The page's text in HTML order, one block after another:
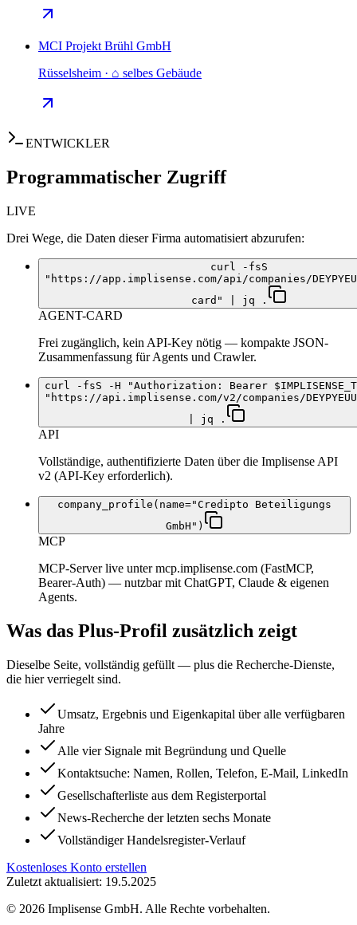
MCI Projekt Brühl GmbH
Rüsselsheim · ⌂ selbes Gebäude
ENTWICKLER
Programmatischer Zugriff
LIVE
Drei Wege, die Daten dieser Firma automatisiert abzurufen:
curl -fsS
"https://app.implisense.com/api/companies/
card" | jq .
AGENT-CARD
Frei zugänglich, kein API-Key nötig — kompakte JSON-
Zusammenfassung für Agents und Crawler.
curl -fsS -H "Authorization: Bearer
"https://api.implisense.com/v2/companies/
| jq .
API
Vollständige, authentifizierte Daten über die Implisense API
v2 (API-Key erforderlich).
company_profile(name="Credipto Beteiligungs
GmbH")
MCP
MCP-Server live unter mcp.implisense.com (FastMCP,
Bearer-Auth) — nutzbar mit ChatGPT, Claude & eigenen
Agents.
Was das Plus-Profil zusätzlich zeigt
Dieselbe Seite, vollständig gefüllt — plus die Recherche-Dienste,
die hier verriegelt sind.
Umsatz, Ergebnis und Eigenkapital über alle verfügbaren
Jahre
Alle vier Signale mit Begründung und Quelle
Kontaktsuche: Namen, Rollen, Telefon, E-Mail, LinkedIn
Gesellschafterliste aus dem Registerportal
News-Recherche der letzten sechs Monate
Vollständiger Handelsregister-Verlauf
Kostenloses Konto erstellen
Zuletzt aktualisiert: 19.5.2025
© 2026 Implisense GmbH. Alle Rechte vorbehalten.